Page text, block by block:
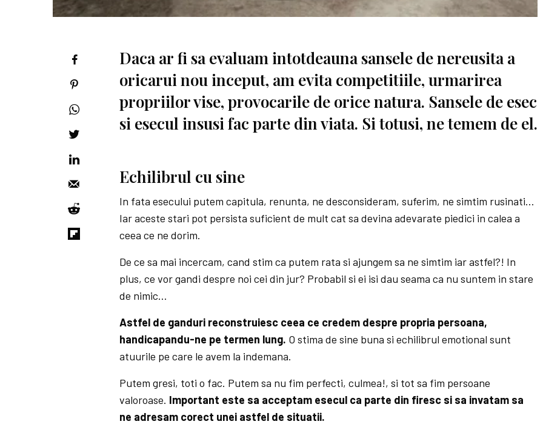
Daca ar fi sa evaluam intotdeauna sansele de nereusita a
oricarui nou inceput, am evita competitiile, urmarirea
propriilor vise, provocarile de orice natura. Sansele de esec
si esecul insusi fac parte din viata. Si totusi, ne temem de el.
Echilibrul cu sine
In fata esecului putem capitula, renunta, ne desconsideram, suferim, ne simtim rusinati…
Iar aceste stari pot persista suficient de mult cat sa devina adevarate piedici in calea a
ceea ce ne dorim.
De ce sa mai incercam, cand stim ca putem rata si ajungem sa ne simtim iar astfel?! In
plus, ce vor gandi despre noi cei din jur? Probabil si ei isi dau seama ca nu suntem in stare
de nimic…
Astfel de ganduri reconstruiesc ceea ce credem despre propria persoana,
handicapandu-ne pe termen lung. O stima de sine buna si echilibrul emotional sunt
atuurile pe care le avem la indemana.
Putem gresi, toti o fac. Putem sa nu fim perfecti, culmea!, si tot sa fim persoane
valoroase. Important este sa acceptam esecul ca parte din firesc si sa invatam sa
ne adresam corect unei astfel de situatii.